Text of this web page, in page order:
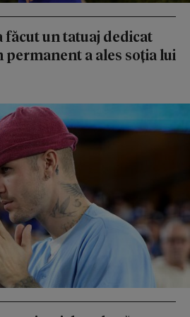
făcut un tatuaj dedicat
permanent a ales soția lui